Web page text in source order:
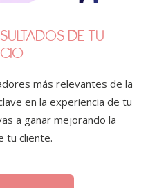
DE TU
más relevantes de la
en la experiencia de tu
a ganar mejorando la
tu cliente.